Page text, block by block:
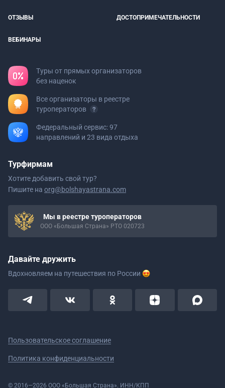
ОТЗЫВЫ ДОСТОПРИМЕЧАТЕЛЬНОСТИ
ВЕБИНАРЫ
Туры от прямых организаторов
без наценок
Все организаторы в реестре
туроператоров
Федеральный сервис: 97
направлений и 23 вида отдыха
Турфирмам
Хотите добавить свой тур?
Пишите на org@bolshayastrana.com
Мы в реестре туроператоров
ООО «Большая Страна» РТО 020723
Давайте дружить
Вдохновляем на путешествия по России
Пользовательское соглашение
Политика конфиденциальности
© 2016—2026 ООО «Большая Страна». ИНН/КПП